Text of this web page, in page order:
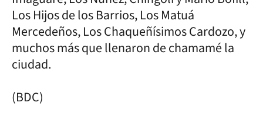
Los Hijos de los Barrios, Los Matuá
Mercedeños, Los Chaqueñísimos Cardozo, y
muchos más que llenaron de chamamé la
ciudad.
(BDC)